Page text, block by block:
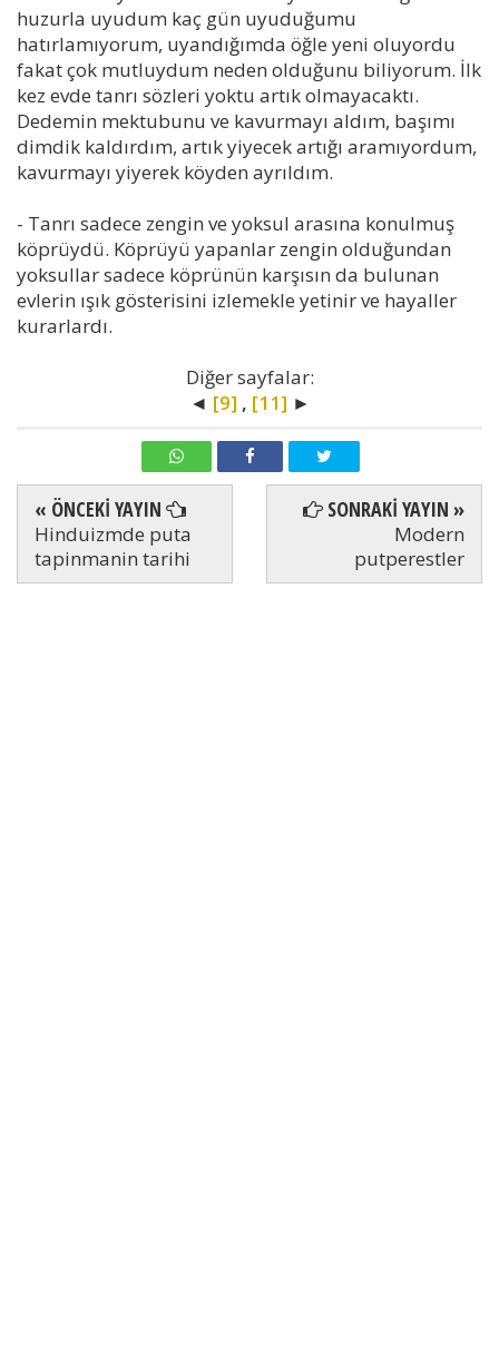
huzurla uyudum kaç gün uyuduğumu
hatırlamıyorum, uyandığımda öğle yeni oluyordu
fakat çok mutluydum neden olduğunu biliyorum. İlk
kez evde tanrı sözleri yoktu artık olmayacaktı.
Dedemin mektubunu ve kavurmayı aldım, başımı
dimdik kaldırdım, artık yiyecek artığı aramıyordum,
kavurmayı yiyerek köyden ayrıldım.
- Tanrı sadece zengin ve yoksul arasına konulmuş
köprüydü. Köprüyü yapanlar zengin olduğundan
yoksullar sadece köprünün karşısın da bulunan
evlerin ışık gösterisini izlemekle yetinir ve hayaller
kurarlardı.
Diğer sayfalar:
◄ [9] , [11] ►
« ÖNCEKİ YAYIN
Hinduizmde puta
tapinmanin tarihi
SONRAKİ YAYIN »
Modern
putperestler